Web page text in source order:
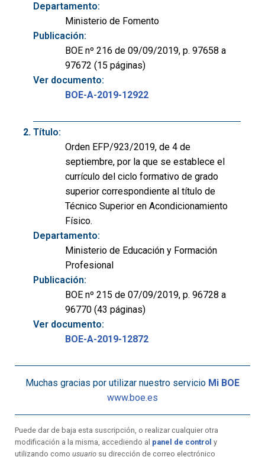
Departamento:
Ministerio de Fomento
Publicación:
BOE nº 216 de 09/09/2019, p. 97658 a
97672 (15 páginas)
Ver documento:
BOE-A-2019-12922
Título:
Orden EFP/923/2019, de 4 de
septiembre, por la que se establece el
currículo del ciclo formativo de grado
superior correspondiente al título de
Técnico Superior en Acondicionamiento
Físico.
Departamento:
Ministerio de Educación y Formación
Profesional
Publicación:
BOE nº 215 de 07/09/2019, p. 96728 a
96770 (43 páginas)
Ver documento:
BOE-A-2019-12872
Muchas gracias por utilizar nuestro servicio Mi BOE
www.boe.es
Puede dar de baja esta suscripción, o realizar cualquier otra
modificación a la misma, accediendo al panel de control y
utilizando como usuario su dirección de correo electrónico